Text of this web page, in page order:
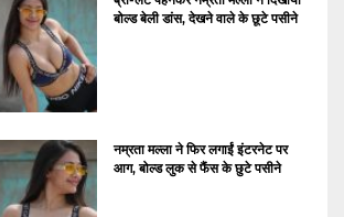
बोल्ड बेली डांस, देखने वाले के छूटे पसीने
नम्रता मल्ला ने फिर लगाईं इंटरनेट पर
आग, बोल्ड लुक से फैंस के छुटे पसीने